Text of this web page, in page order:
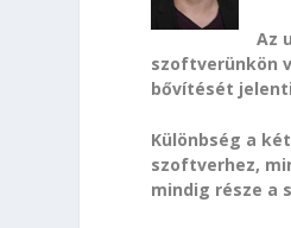
Az
szoftverünkön
bővítését
Különbség a
szoftverhez,
mindig része a